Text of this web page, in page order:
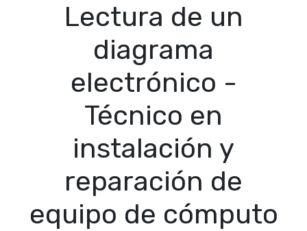
Lectura de un
diagrama
electrónico -
Técnico en
instalación y
reparación de
equipo de cómputo